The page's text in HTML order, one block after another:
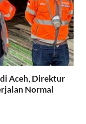
di Aceh, Direktur
Normal